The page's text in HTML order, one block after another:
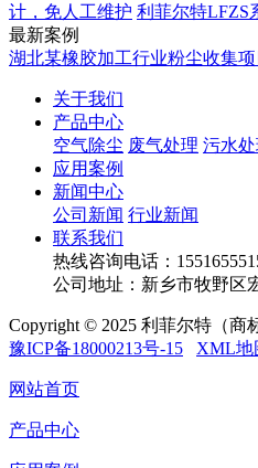
计，免人工维护 利菲尔特LFZS
最新案例
湖北某橡胶加工行业粉尘收集项
关于我们
产品中心
空气除尘 废气处理 污水
应用案例
新闻中心
公司新闻 行业新闻
联系我们
热线咨询电话：
公司地址：新乡市牧野区
Copyright © 2025 利菲尔特（商
豫ICP备18000213号-15
XML地
网站首页
产品中心